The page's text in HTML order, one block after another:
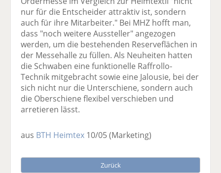
nur für die Entscheider attraktiv ist, sondern
auch für ihre Mitarbeiter." Bei MHZ hofft man,
dass "noch weitere Aussteller" angezogen
werden, um die bestehenden Reserveflächen in
der Messehalle zu füllen. Als Neuheiten hatten
die Schwaben eine funktionelle Raffrollo-
Technik mitgebracht sowie eine Jalousie, bei der
sich nicht nur die Unterschiene, sondern auch
die Oberschiene flexibel verschieben und
arretieren lässt.
aus BTH Heimtex 10/05(Marketing)
Zurück